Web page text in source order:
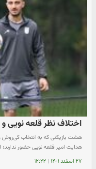
اختلاف نظر قلعه
هشت بازیکنی که به انتخاب کی‌روش
هدایت امیر قلعه نویی حضور ندارند؛
۲۷ اسفند ۱۴۰۱ | ۱۲:۲۲